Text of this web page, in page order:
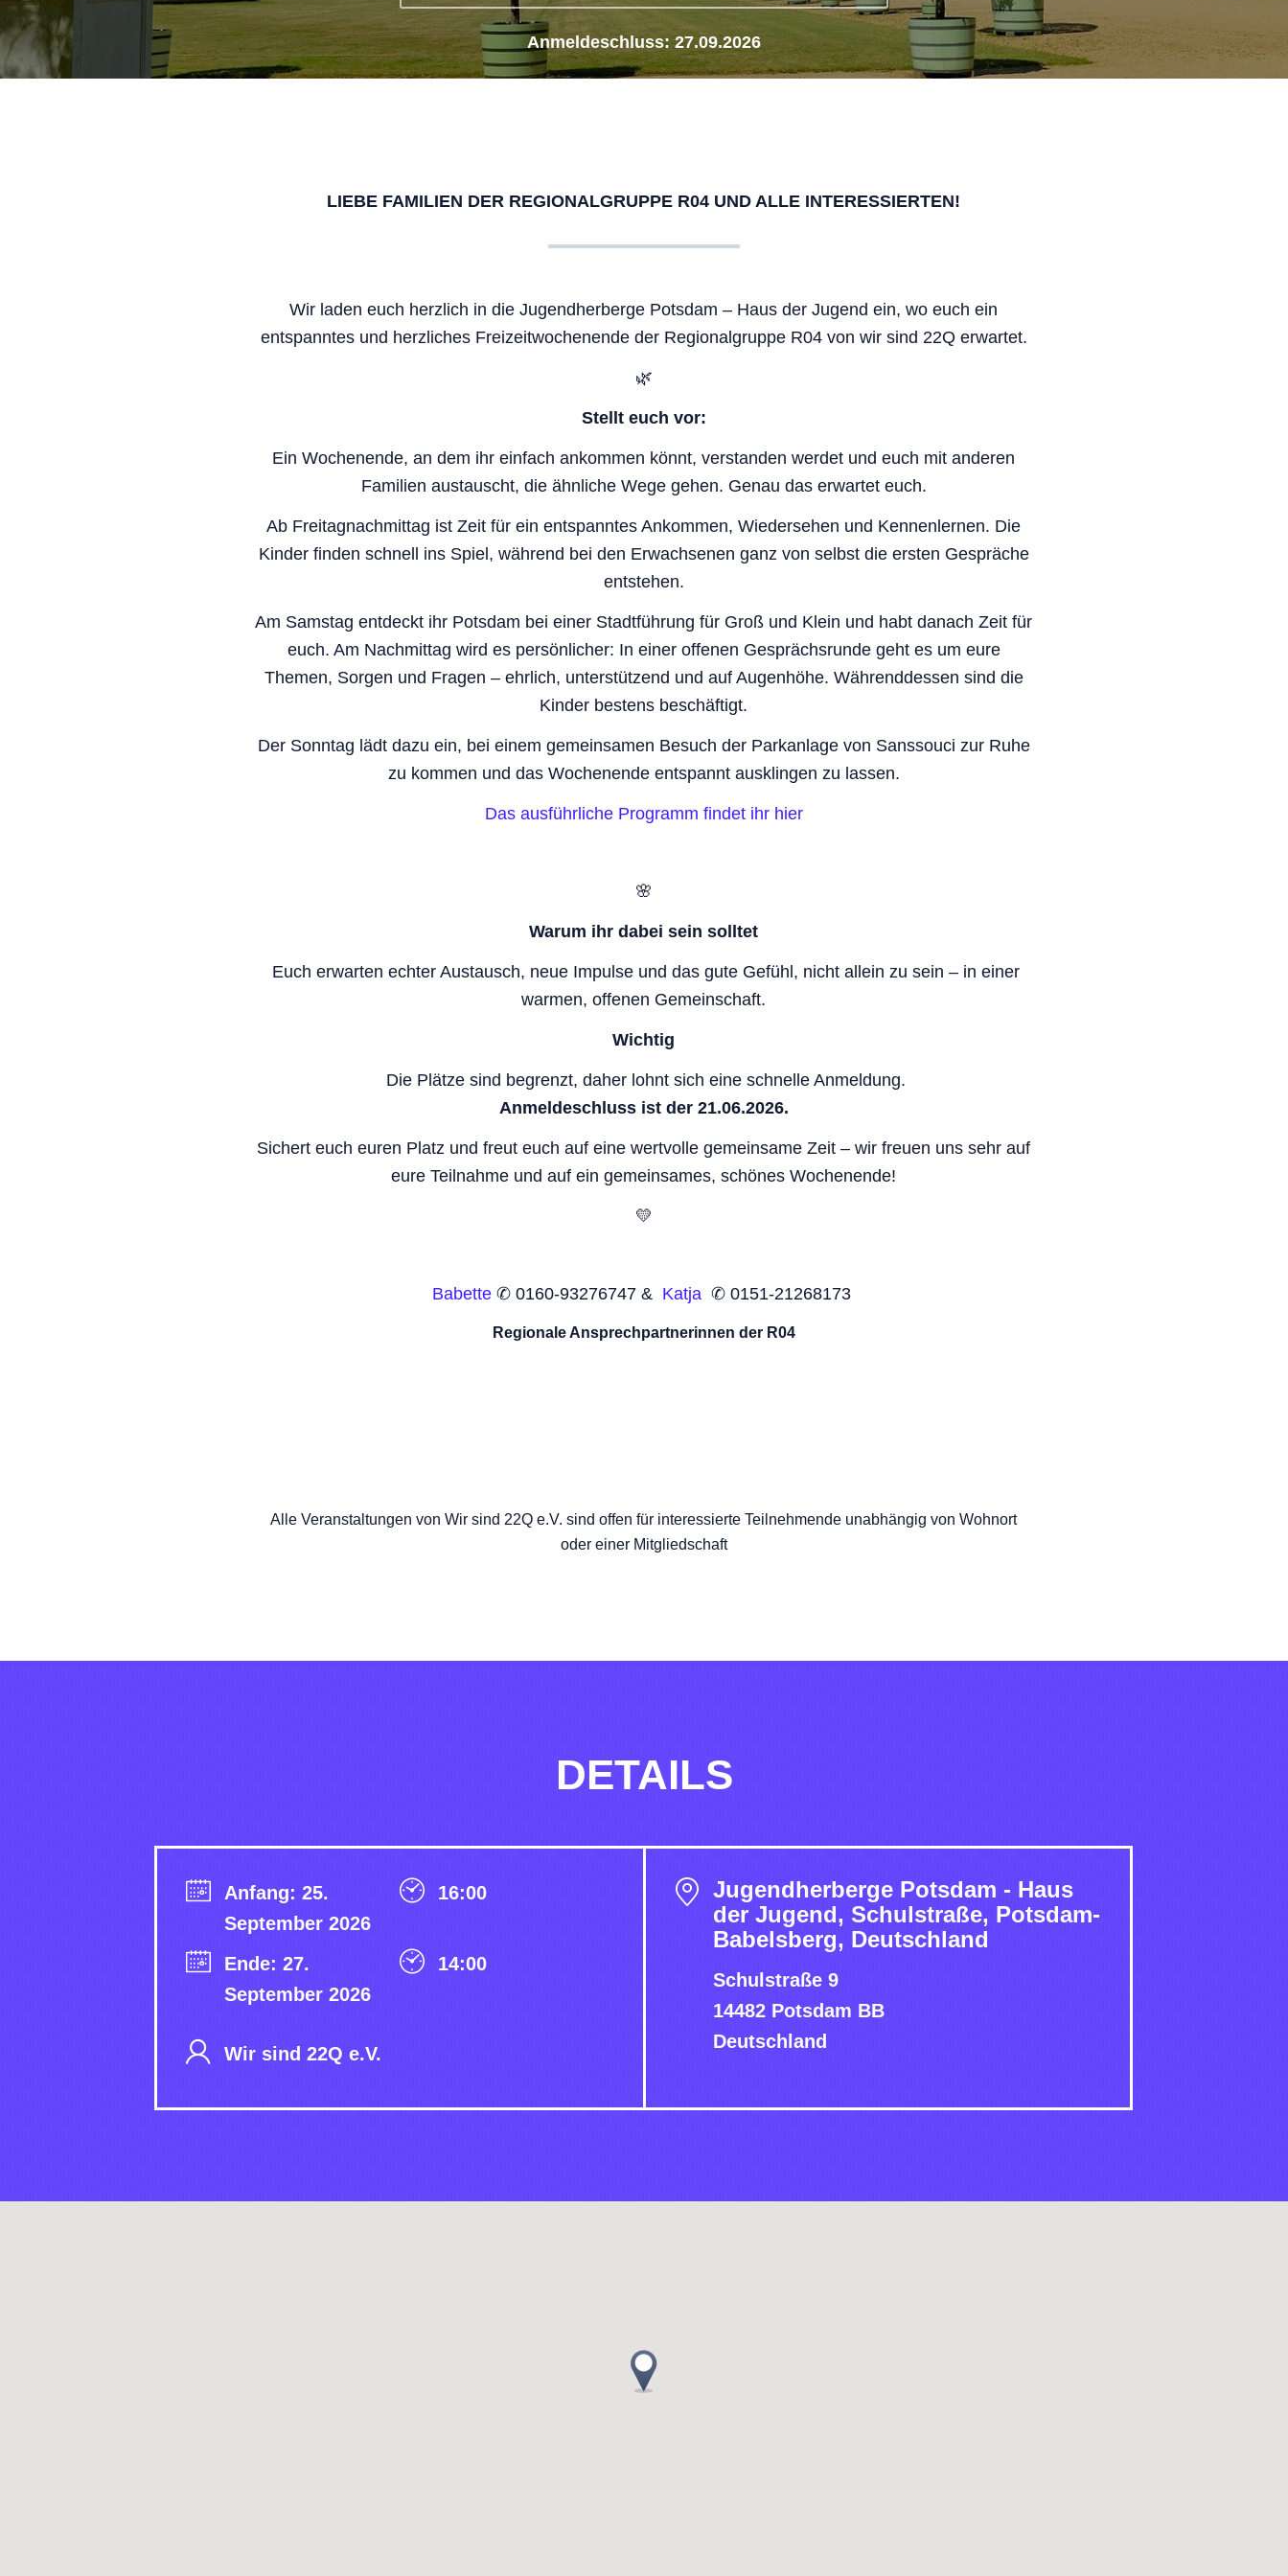
Anmeldeschluss: 27.09.2026
LIEBE FAMILIEN DER REGIONALGRUPPE R04 UND ALLE INTERESSIERTEN!
Wir laden euch herzlich in die Jugendherberge Potsdam – Haus der Jugend ein, wo euch ein
entspanntes und herzliches Freizeitwochenende der Regionalgruppe R04 von wir sind 22Q erwartet.
🌿
Stellt euch vor:
Ein Wochenende, an dem ihr einfach ankommen könnt, verstanden werdet und euch mit anderen
Familien austauscht, die ähnliche Wege gehen. Genau das erwartet euch.
Ab Freitagnachmittag ist Zeit für ein entspanntes Ankommen, Wiedersehen und Kennenlernen. Die
Kinder finden schnell ins Spiel, während bei den Erwachsenen ganz von selbst die ersten Gespräche
entstehen.
Am Samstag entdeckt ihr Potsdam bei einer Stadtführung für Groß und Klein und habt danach Zeit für
euch. Am Nachmittag wird es persönlicher: In einer offenen Gesprächsrunde geht es um eure
Themen, Sorgen und Fragen – ehrlich, unterstützend und auf Augenhöhe. Währenddessen sind die
Kinder bestens beschäftigt.
Der Sonntag lädt dazu ein, bei einem gemeinsamen Besuch der Parkanlage von Sanssouci zur Ruhe
zu kommen und das Wochenende entspannt ausklingen zu lassen.
Das ausführliche Programm findet ihr hier
🌸
Warum ihr dabei sein solltet
Euch erwarten echter Austausch, neue Impulse und das gute Gefühl, nicht allein zu sein – in einer
warmen, offenen Gemeinschaft.
Wichtig
Die Plätze sind begrenzt, daher lohnt sich eine schnelle Anmeldung.
Anmeldeschluss ist der 21.06.2026.
Sichert euch euren Platz und freut euch auf eine wertvolle gemeinsame Zeit – wir freuen uns sehr auf
eure Teilnahme und auf ein gemeinsames, schönes Wochenende!
💛
Babette✆ 0160-93276747 & Katja ✆ 0151-21268173
Regionale Ansprechpartnerinnen der R04
Alle Veranstaltungen von Wir sind 22Q e.V. sind offen für interessierte Teilnehmende unabhängig von Wohnort
oder einer Mitgliedschaft
DETAILS
Anfang: 25.
September 2026
16:00
Ende: 27.
September 2026
14:00
Wir sind 22Q e.V.
Jugendherberge Potsdam - Haus
der Jugend, Schulstraße, Potsdam-
Babelsberg, Deutschland
Schulstraße 9
14482 Potsdam BB
Deutschland